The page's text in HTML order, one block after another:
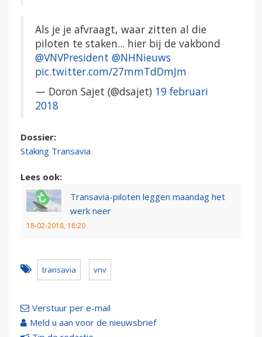
Als je je afvraagt, waar zitten al die
piloten te staken... hier bij de vakbond
@VNVPresident @NHNieuws
pic.twitter.com/27mmTdDmJm
— Doron Sajet (@dsajet) 19 februari
2018
Dossier:
Staking Transavia
Lees ook:
Transavia-piloten leggen maandag het
werk neer
18-02-2018, 18:20
transavia vnv
Verstuur per e-mail
Meld u aan voor de nieuwsbrief